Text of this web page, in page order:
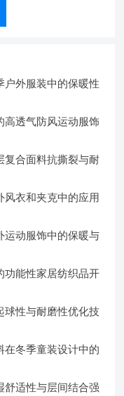
户外服装中的保暖性
高透气防风运动服饰
复合面料抗撕裂与耐
风衣和夹克中的应用
运动服饰中的保暖与
功能性家居纺织品开
球性与耐磨性优化技
在冬季童装设计中的
舒适性与层间结合强